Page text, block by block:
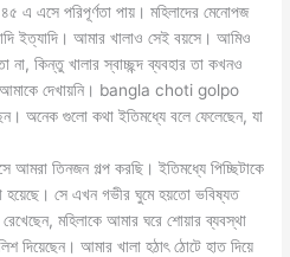
এ এসে পরিপূর্ণতা পায়। মহিলাদের মেনোপজ
ইত্যাদি। আমার খালাও সেই বয়সে। আমিও
না, কিন্তু খালার স্বাচ্ছন্দ ব্যবহার তা কখনও
আমাকে দেখায়নি। bangla choti golpo
অনেক গুলো কথা ইতিমধ্যে বলে ফেলেছেন, যা
আমরা তিনজন গল্প করছি। ইতিমধ্যে পিচ্ছিটাকে
হয়েছে। সে এখন গভীর ঘুমে হয়তো ভবিষ্যত
মহিলাকে আমার ঘরে শোয়ার ব্যবস্থা
দিয়েছেন। আমার খালা হঠাৎ ঠোটে হাত দিয়ে